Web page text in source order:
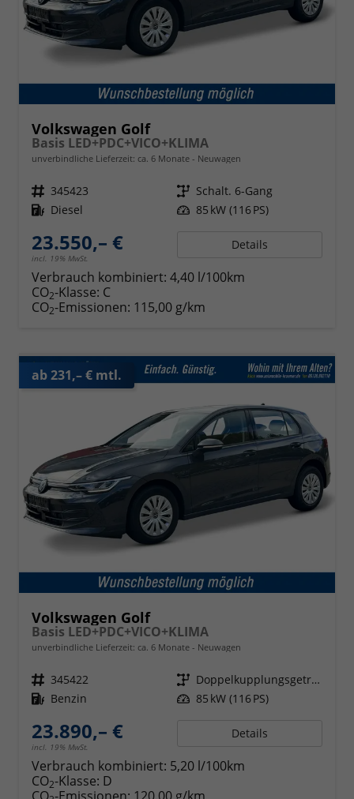
Volkswagen Golf
Basis LED+PDC+VICO+KLIMA
unverbindliche Lieferzeit: ca. 6 Monate Neuwagen
Fahrzeugnr. 345423 Getriebe Schalt. 6-Gang
Kraftstoff Diesel Leistung 85 kW (116 PS)
23.550,– €
incl. 19% MwSt.
Details
Verbrauch kombiniert: 4,40 l/100km
CO2-Klasse: C
CO2-Emissionen: 115,00 g/km
ab 231,– € mtl.
Volkswagen Golf
Basis LED+PDC+VICO+KLIMA
unverbindliche Lieferzeit: ca. 6 Monate Neuwagen
Fahrzeugnr. 345422 Getriebe
Doppelkupplungsgetriebe (DSG)
Kraftstoff Benzin Leistung 85 kW (116 PS)
23.890,– €
incl. 19% MwSt.
Details
Verbrauch kombiniert: 5,20 l/100km
CO2-Klasse: D